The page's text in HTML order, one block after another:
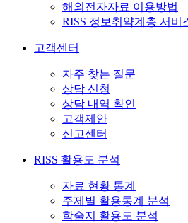
해외전자자료 이용방법
RISS 정보취약계층 서비
고객센터
자주 찾는 질문
상담 신청
상담 내역 확인
고객제안
신고센터
RISS 활용도 분석
자료 현황 통계
주제별 활용통계 분석
학술지 활용도 분석